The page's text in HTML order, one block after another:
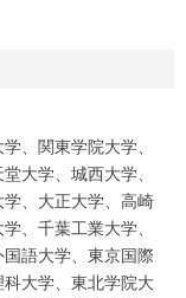
、関東学院大学、
大学、城西大学、
、大正大学、高崎
、千葉工業大学、
語大学、東京国際
大学、東北学院大